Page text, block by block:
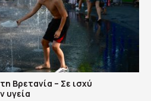
Βρετανία – Σε ισχύ
υγεία